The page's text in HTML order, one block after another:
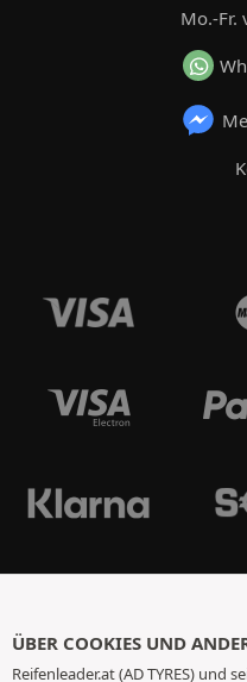
Mo.-Fr.
ÜBER COOKIES UND
Reifenleader.at (AD TYRES) und